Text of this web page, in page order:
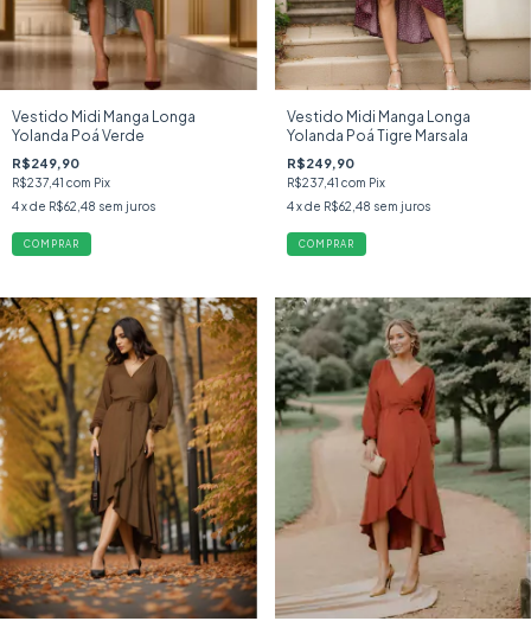
Vestido Midi Manga Longa
Yolanda Poá Verde
R$249,90
R$237,41 com Pix
4x de R$62,48 sem juros
COMPRAR
Vestido Midi Manga Longa
Yolanda Poá Tigre Marsala
R$249,90
R$237,41 com Pix
4 x de R$62,48 sem juros
COMPRAR